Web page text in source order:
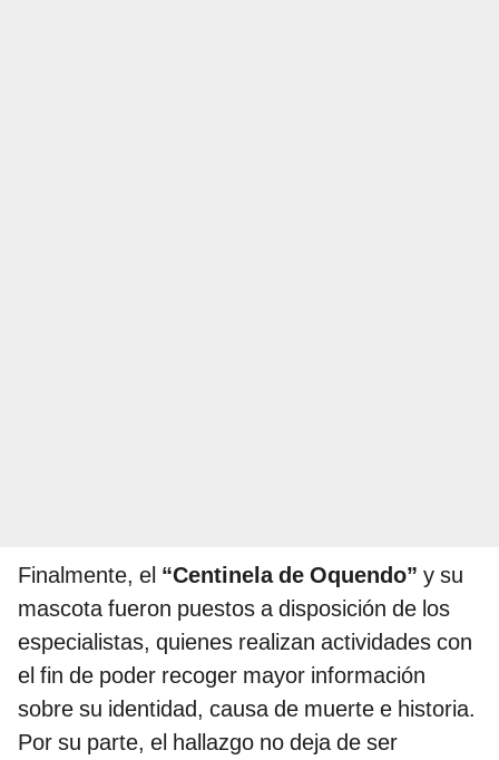
Finalmente, el “Centinela de Oquendo” y su
mascota fueron puestos a disposición de los
especialistas, quienes realizan actividades con
el fin de poder recoger mayor información
sobre su identidad, causa de muerte e historia.
Por su parte, el hallazgo no deja de ser